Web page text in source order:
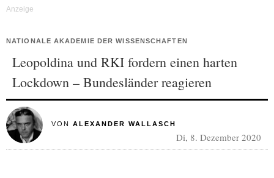
NATIONALE AKADEMIE DER WISSENSCHAFTEN
Leopoldina und RKI fordern einen harten
Lockdown – Bundesländer reagieren
VON ALEXANDER WALLASCH
Di, 8. Dezember 2020